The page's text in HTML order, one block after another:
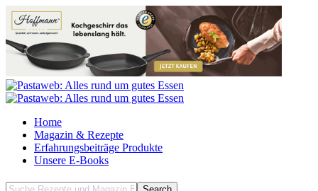
Home
Magazin & Rezepte
Erfahrungsbeiträge Produkte
Unsere E-Books